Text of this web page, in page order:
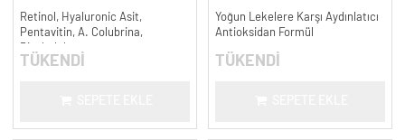
Retinol, Hyaluronic Asit,
Pentavitin, A. Colubrina,
TÜKENDİ
ml.
Yoğun Lekelere Karşı Aydınlatıcı
Antioksidan Formül
TÜKENDİ